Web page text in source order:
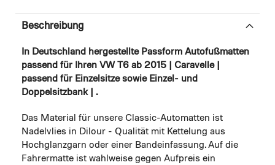
Beschreibung
In Deutschland hergestellte Passform Autofußmatten
passend für Ihren VW T6 ab 2015 | Caravelle |
passend für Einzelsitze sowie Einzel- und
Doppelsitzbank | .
Das Material für unsere Classic-Automatten ist
Nadelvlies in Dilour - Qualität mit Kettelung aus
Hochglanzgarn oder einer Bandeinfassung. Auf die
Fahrermatte ist wahlweise gegen Aufpreis ein